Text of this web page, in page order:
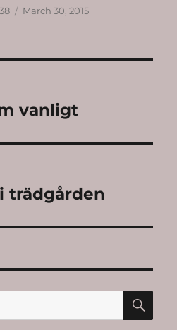
Posted
March 30, 2015
vanligt
trädgården